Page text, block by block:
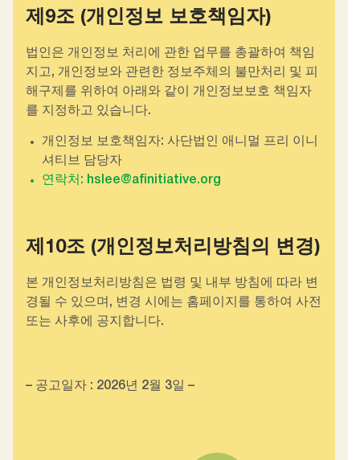
제9조 (개인정보 보호책임자)
법인은 개인정보 처리에 관한 업무를 총괄하여 책임
지고, 개인정보와 관련한 정보주체의 불만처리 및 피
해구제를 위하여 아래와 같이 개인정보보호 책임자
를 지정하고 있습니다.
개인정보 보호책임자: 사단법인 애니멀 프리 이니
셔티브 담당자
연락처: hslee@afinitiative.org
제10조 (개인정보처리방침의 변경)
본 개인정보처리방침은 법령 및 내부 방침에 따라 변
경될 수 있으며, 변경 시에는 홈페이지를 통하여 사전
또는 사후에 공지합니다.
– 공고일자 : 2026년 2월 3일 –